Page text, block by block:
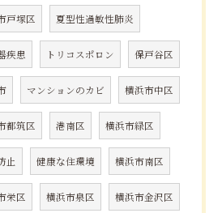
戸塚区 夏型性過敏性肺炎
疾患 トリコスポロン 保戸谷区
マンションのカビ 横浜市中区
都筑区 港南区 横浜市緑区
止 健康な住環境 横浜市南区
栄区 横浜市泉区 横浜市金沢区